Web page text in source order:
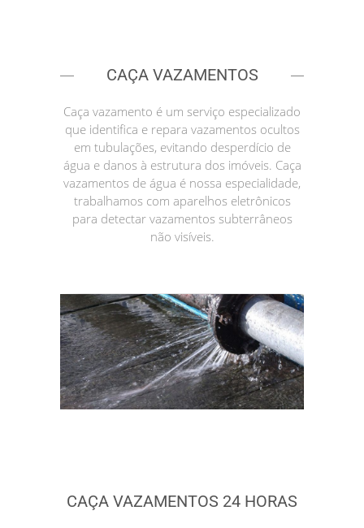
CAÇA VAZAMENTOS
Caça vazamento é um serviço especializado
que identifica e repara vazamentos ocultos
em tubulações, evitando desperdício de
água e danos à estrutura dos imóveis. Caça
vazamentos de água é nossa especialidade,
trabalhamos com aparelhos eletrônicos
para detectar vazamentos subterrâneos
não visíveis.
CAÇA VAZAMENTOS 24 HORAS